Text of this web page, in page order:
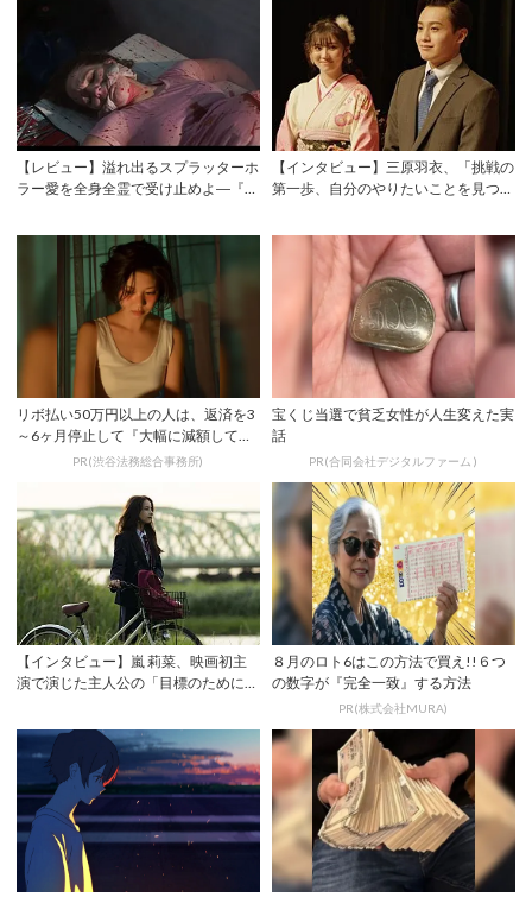
【レビュー】溢れ出るスプラッターホ
ラー愛を全身全霊で受け止めよ―『ハ
【インタビュー】三原羽衣、「挑戦の
第一歩、自分のやりたいことを見つけ
リボ払い50万円以上の人は、返済を3
～6ヶ月停止して『大幅に減額してか
ら返済する...PR(渋谷法務総合事務所)
宝くじ当選で貧乏女性が人生変えた実
話
PR(合同会社デジタルファーム )
【インタビュー】嵐 莉菜、映画初主
演で演じた主人公の「目標のために意
８月のロト6はこの方法で買え!!６つ
の数字が『完全一致』する方法
PR(株式会社MURA)